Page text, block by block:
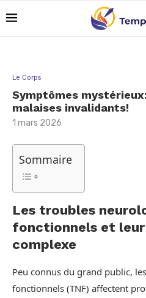
Le Corps
Symptômes
malaises invalidants!
1 mars 2026
Sommaire
Les troubles
fonctionnels et
complexe
Peu connus du grand public,
fonctionnels (TNF) affectent